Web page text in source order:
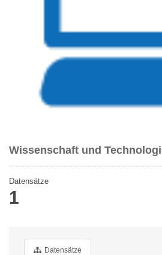
Wissenschaft und
Datensätze
1
Datensätze